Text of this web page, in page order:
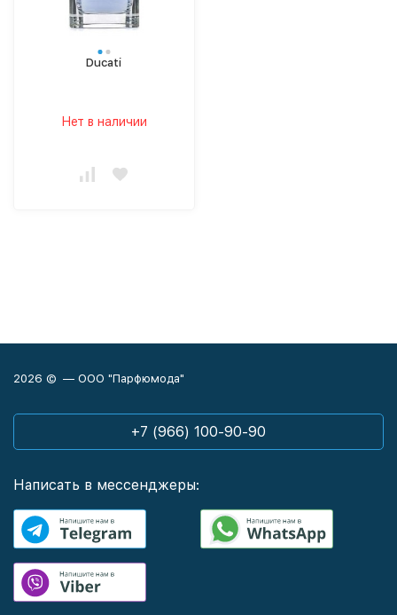
Ducati
Нет в наличии
2026 © — ООО "Парфюмода"
+7 (966) 100-90-90
Написать в мессенджеры: